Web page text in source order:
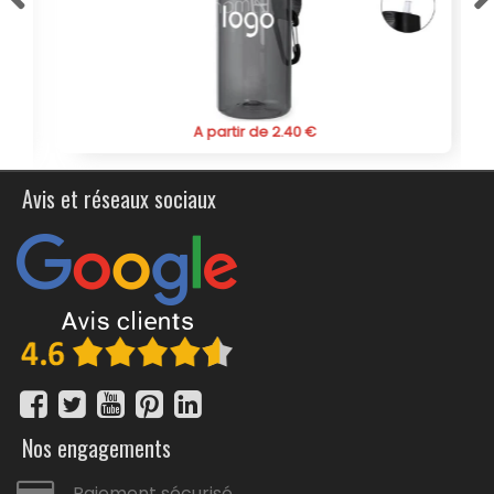
cette gourde constitue une option économique pour vos
besoins en objets promotionnels.
présence de votre marque avec un produit utile,
esthétique et durable, adapté à un large public.
A partir de 2.40 €
Avis et réseaux sociaux
Nos engagements